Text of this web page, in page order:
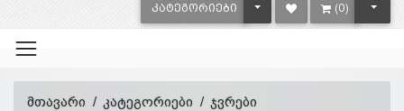
ᲙᲐᲢᲔᲒᲝᲠᲘᲔᲑᲘ TOGGLE DROPDOWN
(0)
მთავარი კატეგორიები
ჯვრები